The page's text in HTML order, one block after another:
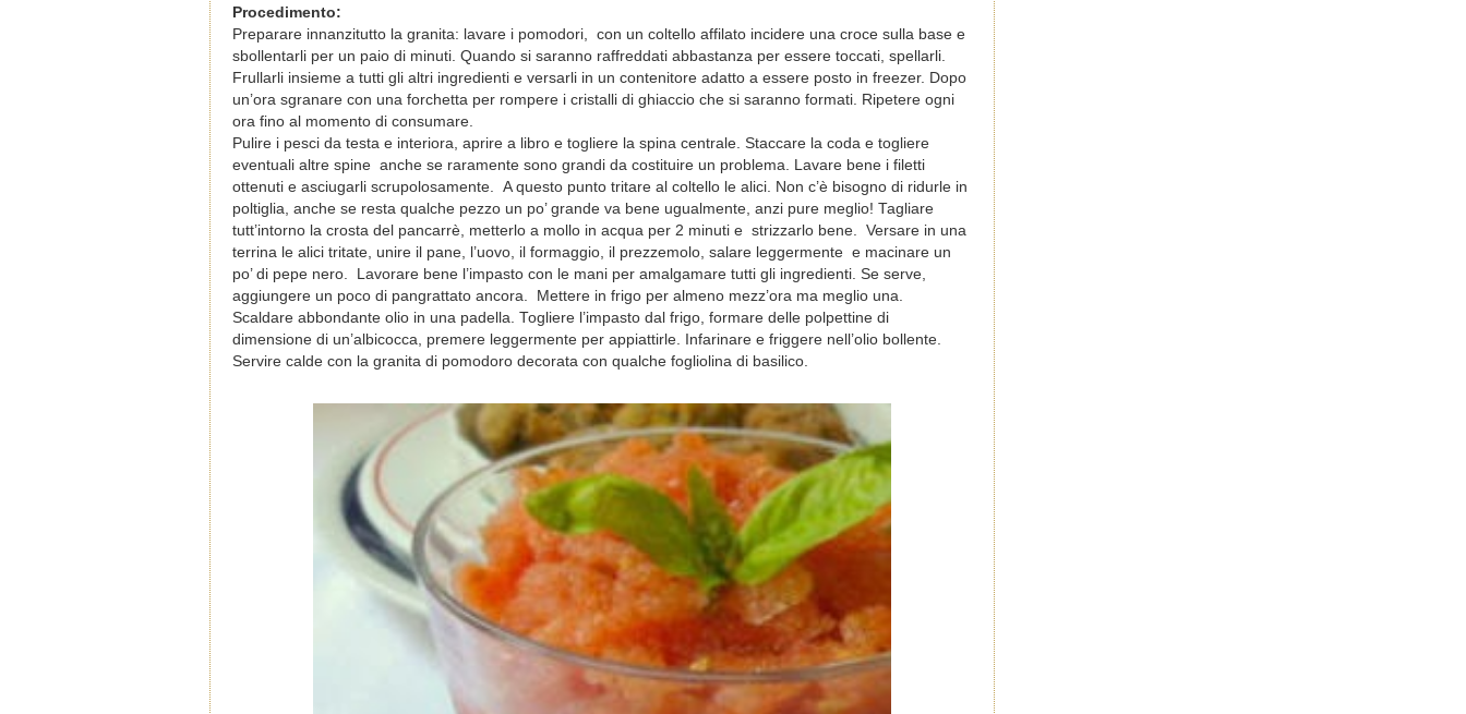
Procedimento:
Preparare innanzitutto la granita: lavare i pomodori, con un coltello affilato incidere una croce sulla base e
sbollentarli per un paio di minuti. Quando si saranno raffreddati abbastanza per essere toccati, spellarli.
Frullarli insieme a tutti gli altri ingredienti e versarli in un contenitore adatto a essere posto in freezer. Dopo
un’ora sgranare con una forchetta per rompere i cristalli di ghiaccio che si saranno formati. Ripetere ogni
ora fino al momento di consumare.
Pulire i pesci da testa e interiora, aprire a libro e togliere la spina centrale. Staccare la coda e togliere
eventuali altre spine anche se raramente sono grandi da costituire un problema. Lavare bene i filetti
ottenuti e asciugarli scrupolosamente. A questo punto tritare al coltello le alici. Non c’è bisogno di ridurle in
poltiglia, anche se resta qualche pezzo un po’ grande va bene ugualmente, anzi pure meglio! Tagliare
tutt’intorno la crosta del pancarrè, metterlo a mollo in acqua per 2 minuti e strizzarlo bene. Versare in una
terrina le alici tritate, unire il pane, l’uovo, il formaggio, il prezzemolo, salare leggermente e macinare un
po’ di pepe nero. Lavorare bene l’impasto con le mani per amalgamare tutti gli ingredienti. Se serve,
aggiungere un poco di pangrattato ancora. Mettere in frigo per almeno mezz’ora ma meglio una.
Scaldare abbondante olio in una padella. Togliere l’impasto dal frigo, formare delle polpettine di
dimensione di un’albicocca, premere leggermente per appiattirle. Infarinare e friggere nell’olio bollente.
Servire calde con la granita di pomodoro decorata con qualche fogliolina di basilico.